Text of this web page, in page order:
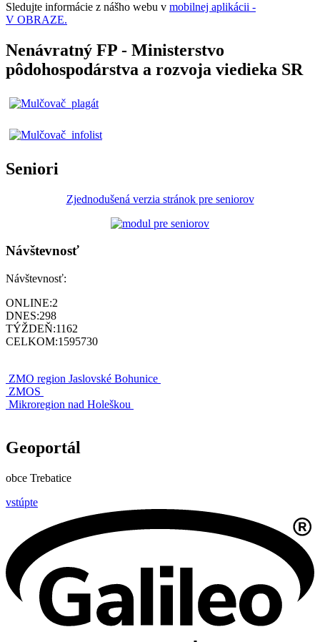
Sledujte informácie z nášho webu v mobilnej aplikácii -
V OBRAZE.
Nenávratný FP - Ministerstvo
pôdohospodárstva a rozvoja viedieka SR
Seniori
Zjednodušená verzia stránok pre seniorov
Návštevnosť
Návštevnosť:
ONLINE:2
DNES:298
TÝŽDEŇ:1162
CELKOM:1595730
ZMO region Jaslovské Bohunice
ZMOS
Mikroregion nad Holeškou
Geoportál
obce Trebatice
vstúpte